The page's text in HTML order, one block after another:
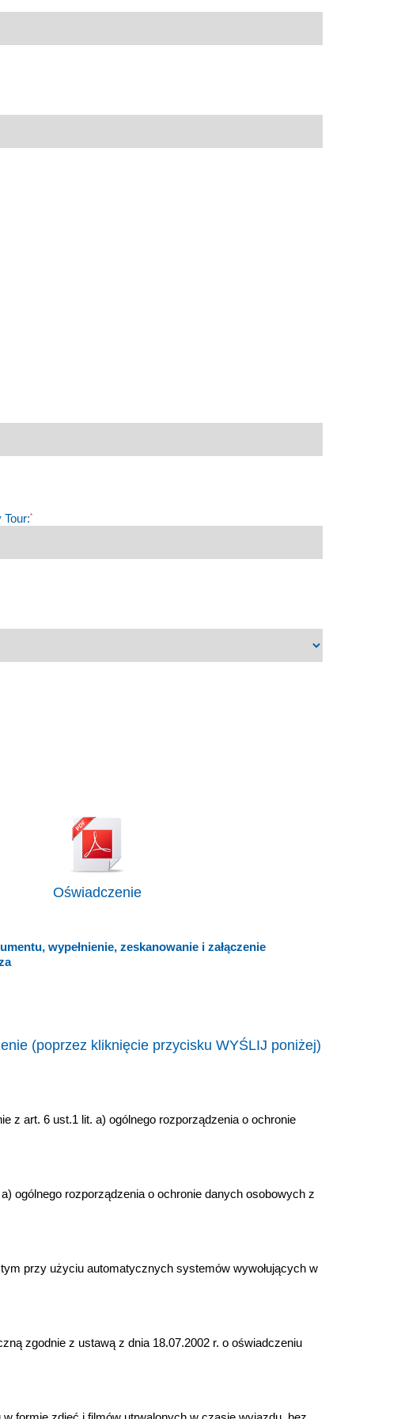
Tour:*
Oświadczenie
wypełnienie, zeskanowanie i załączenie
(poprzez kliknięcie przycisku WYŚLIJ poniżej)
z art. 6 ust.1 lit. a) ogólnego rozporządzenia o ochronie
ogólnego rozporządzenia o ochronie danych osobowych z
przy użyciu automatycznych systemów wywołujących w
zgodnie z ustawą z dnia 18.07.2002 r. o oświadczeniu